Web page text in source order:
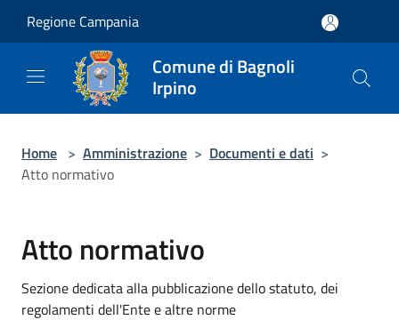
Regione Campania
Comune di Bagnoli
Irpino
Home > Amministrazione > Documenti e dati >
Atto normativo
Atto normativo
Sezione dedicata alla pubblicazione dello statuto, dei
regolamenti dell'Ente e altre norme